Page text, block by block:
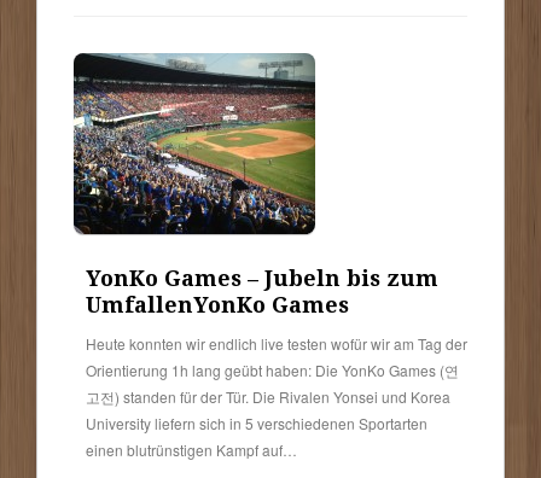
YonKo Games – Jubeln bis zum
UmfallenYonKo Games
Heute konnten wir endlich live testen wofür wir am Tag der
Orientierung 1h lang geübt haben: Die YonKo Games (연
고전) standen für der Tür. Die Rivalen Yonsei und Korea
University liefern sich in 5 verschiedenen Sportarten
einen blutrünstigen Kampf auf…